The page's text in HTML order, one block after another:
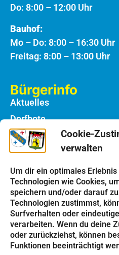
Cookie-
verwalten
Um dir ein optimales
Technologien wie Cookies,
speichern und/oder darauf
Technologien zustimmst,
Surfverhalten oder
verarbeiten. Wenn du deine
oder zurückziehst, können
Funktionen beeinträchtigt
Do: 8:00 – 12:00 Uhr
Bauhof:
Mo – Do: 8:00 – 16:30 Uhr
Freitag: 8:00 – 13:00 Uhr
Bürgerinfo
Aktuelles
Dorfbote
Rathaus
Notdienste
Bauhof
Einrichtungen
Kindergarten
Schulen
Kirchen